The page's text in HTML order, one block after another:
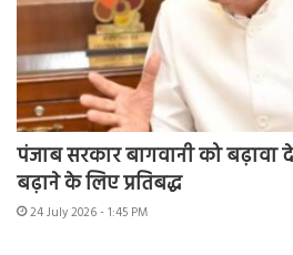
पंजाब सरकार बागवानी को
बढ़ाने के लिए प्रतिबद्ध
24 July 2026 - 1:45 PM